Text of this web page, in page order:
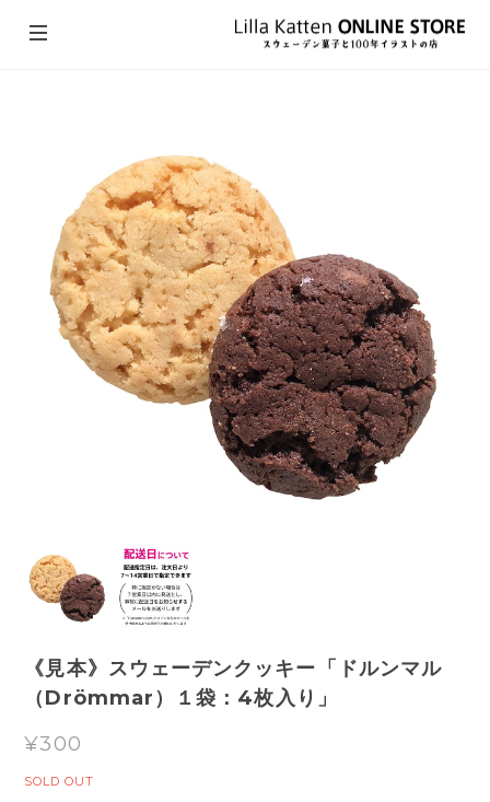
《見本》スウェーデンクッキー「ドルンマル
（Drömmar）１袋：4枚入り」
¥300
SOLD OUT